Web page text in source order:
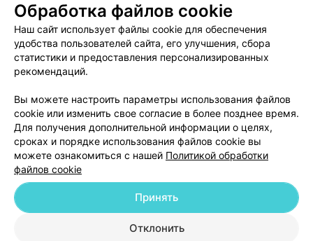
Пользовательское соглашение
Способы оплаты
Вакансии
Партнеры
Написать руководителю 103.by
Обработка персональных данных
© 2026 ООО «Артокс Лаб», УНП 191700409
| 220012, Республика Беларусь,
Обработка файлов cookie
Наш сайт использует файлы cookie для обеспечения
удобства пользователей сайта, его улучшения, сбора
статистики и предоставления персонализированных
рекомендаций.
Вы можете настроить параметры использования файлов
cookie или изменить свое согласие в более позднее время.
Для получения дополнительной информации о целях,
сроках и порядке использования файлов cookie вы
можете ознакомиться с нашей Политикой обработки
файлов cookie
Отклонить
Принять